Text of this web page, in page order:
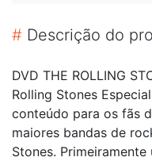
# Descrição do
DVD THE ROLLING
Rolling Stones
conteúdo para os fãs
maiores bandas de
Stones.